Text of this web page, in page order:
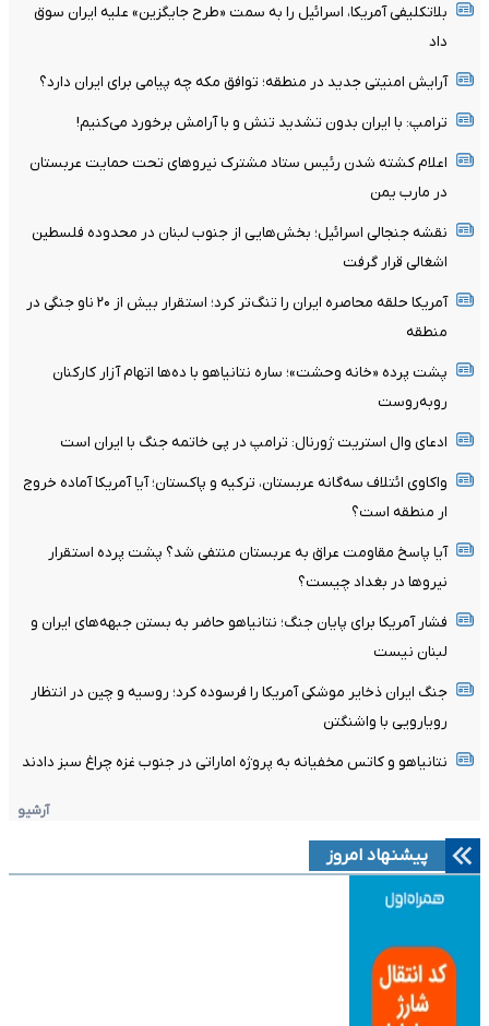
بلاتکلیفی آمریکا، اسرائیل را به سمت «طرح جایگزین» علیه ایران سوق
داد
آرایش امنیتی جدید در منطقه؛ توافق مکه چه پیامی برای ایران دارد؟
ترامپ: با ایران بدون تشدید تنش و با آرامش برخورد می‌کنیم!
اعلام کشته شدن رئیس ستاد مشترک نیروهای تحت حمایت عربستان
در مارب یمن
نقشه جنجالی اسرائیل؛ بخش‌هایی از جنوب لبنان در محدوده فلسطین
اشغالی قرار گرفت
آمریکا حلقه محاصره ایران را تنگ‌تر کرد؛ استقرار بیش از ۲۰ ناو جنگی در
منطقه
پشت پرده «خانه وحشت»؛ ساره نتانیاهو با ده‌ها اتهام آزار کارکنان
روبه‌روست
ادعای وال استریت ژورنال: ترامپ در پی خاتمه جنگ با ایران است
واکاوی ائتلاف سه‌گانه عربستان، ترکیه و پاکستان؛ آیا آمریکا آماده خروج
ار منطقه است؟
آیا پاسخ مقاومت عراق به عربستان منتفی شد؟ پشت پرده استقرار
نیروها در بغداد چیست؟
فشار آمریکا برای پایان جنگ؛ نتانیاهو حاضر به بستن جبهه‌های ایران و
لبنان نیست
جنگ ایران ذخایر موشکی آمریکا را فرسوده کرد؛ روسیه و چین در انتظار
رویارویی با واشنگتن
نتانیاهو و کاتس مخفیانه به پروژه اماراتی در جنوب غزه چراغ سبز دادند
آرشیو
پیشنهاد امروز